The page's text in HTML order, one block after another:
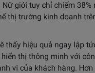
giới tuy chỉ chiếm
thị trường kinh doanh
thấy hiệu quả ngay lập
thị thông minh với
vi của khách hàng.